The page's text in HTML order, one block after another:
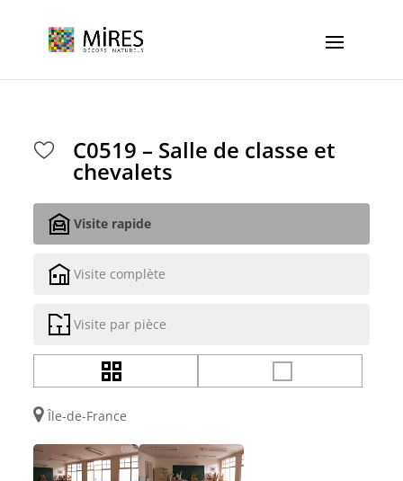
C0519 – Salle de classe et
chevalets
Visite rapide
Visite complète
Visite par pièce
Île-de-France